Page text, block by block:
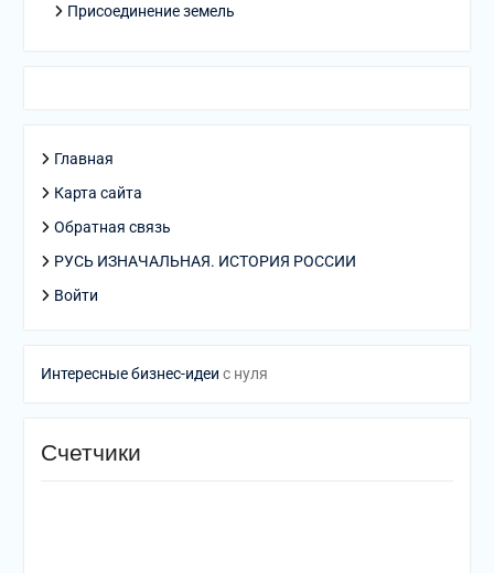
Присоединение земель
Главная
Карта сайта
Обратная связь
РУСЬ ИЗНАЧАЛЬНАЯ. ИСТОРИЯ РОССИИ
Войти
Интересные бизнес-идеи с нуля
Счетчики